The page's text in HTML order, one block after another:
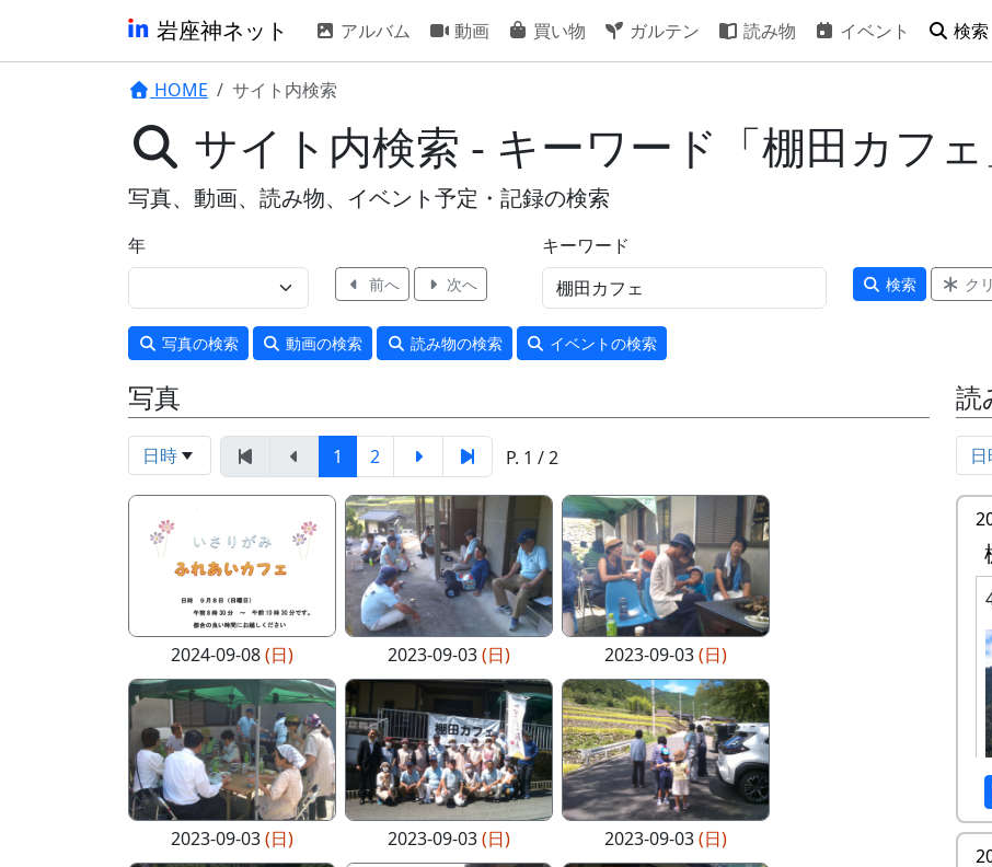
岩座神ネット アルバム 動画 買い物 ガルテン 読み物 イベント 検索
HOME サイト内検索
サイト内検索 - キーワード「棚田カフェ
写真、動画、読み物、イベント予定・記録の検索
年
前へ 次へ
キーワード
検索 ク
写真の検索 動画の検索 読み物の検索 イベントの検索
写真
日時 1 2 P. 1 / 2
2024-09-08(日) 2023-09-03(日) 2023-09-03(日)
2023-09-03(日) 2023-09-03(日) 2023-09-03(日)
読